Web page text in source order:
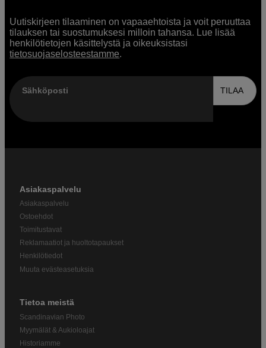
Uutiskirjeen tilaaminen on vapaaehtoista ja voit peruuttaa
tilauksen tai suostumuksesi milloin tahansa. Lue lisää
henkilötietojen käsittelystä ja oikeuksistasi
tietosuojaselosteestamme.
Sähköposti TILAA
Asiakaspalvelu
Asiakaspalvelu
Ostoehdot
Toimitustavat
Reklamaatiot ja huoltotapaukset
Henkilötiedot
Muuta evästeasetuksia
Tietoa meistä
Scandinavian Photo
Myymälät & Aukioloajat
Historiamme